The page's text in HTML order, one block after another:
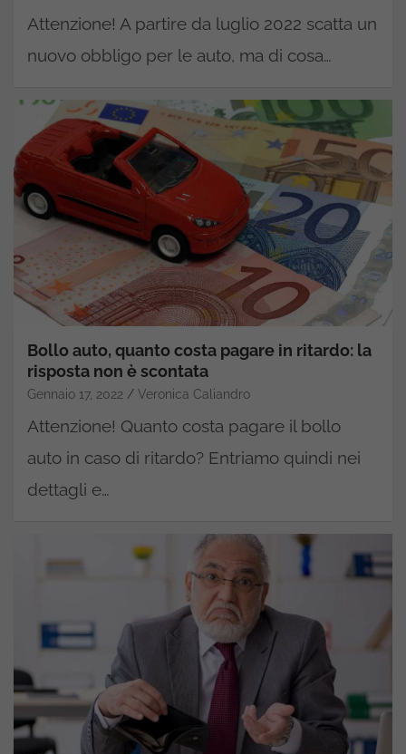
Attenzione! A partire da luglio 2022 scatta un
nuovo obbligo per le auto, ma di cosa…
Bollo auto, quanto costa pagare in ritardo: la
risposta non è scontata
Gennaio 17, 2022 Veronica Caliandro
Attenzione! Quanto costa pagare il bollo
auto in caso di ritardo? Entriamo quindi nei
dettagli e…